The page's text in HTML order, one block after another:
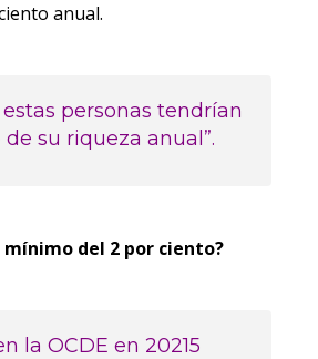
anual.
personas tendrían
su riqueza anual”.
del 2 por ciento?
la OCDE en 20215